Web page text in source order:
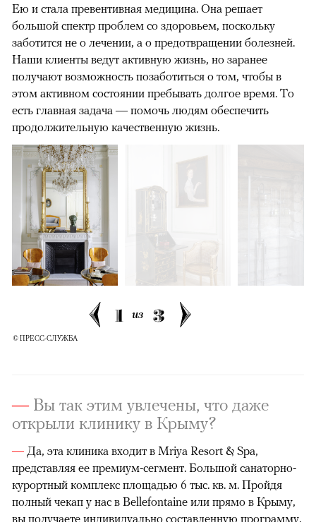
Ею и стала превентивная медицина. Она решает
большой спектр проблем со здоровьем, поскольку
заботится не о лечении, а о предотвращении болезней.
Наши клиенты ведут активную жизнь, но заранее
получают возможность позаботиться о том, чтобы в
этом активном состоянии пребывать долгое время. То
есть главная задача — помочь людям обеспечить
продолжительную качественную жизнь.
1 из 3
© ПРЕСС-СЛУЖБА
—Вы так этим увлечены, что даже
открыли клинику в Крыму?
— Да, эта клиника входит в Mriya Resort & Spa,
представляя ее премиум-сегмент. Большой санаторно-
курортный комплекс площадью 6 тыс. кв. м. Пройдя
полный чекап у нас в Bellefontaine или прямо в Крыму,
вы получаете индивидуально составленную программу,